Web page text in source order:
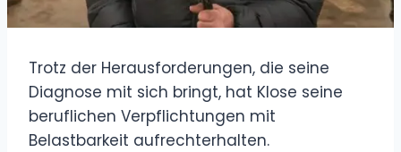
Trotz der Herausforderungen, die seine
Diagnose mit sich bringt, hat Klose seine
beruflichen Verpflichtungen mit
Belastbarkeit aufrechterhalten.